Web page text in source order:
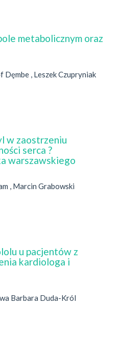
metabolicznym oraz
Dęmbe , Leszek Czupryniak
w zaostrzeniu
serca ?
warszawskiego
, Marcin Grabowski
u pacjentów z
kardiologa i
Barbara Duda-Król